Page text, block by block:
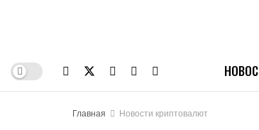
Главная
Новости криптовалют